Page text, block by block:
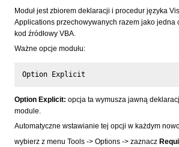
Moduł jest zbiorem deklaracji i procedur języka
Applications przechowywanych razem jako jedna
kod źródłowy VBA.
Ważne opcje modułu:
Option Explicit: opcja ta wymusza jawną
module.
Automatyczne wstawianie tej opcji w każdym
wybierz z menu Tools -> Options -> zaznacz